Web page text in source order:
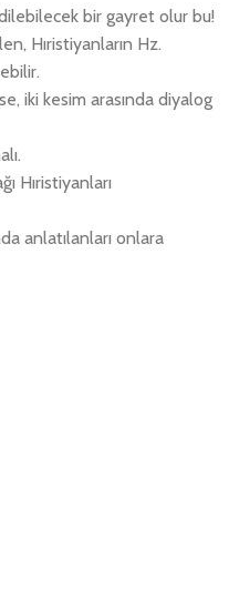
bir gayret olur bu!
Hıristiyanların Hz.
iki kesim arasında diyalog
Hıristiyanları
anlatılanları onlara